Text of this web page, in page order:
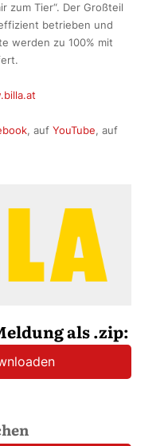
zum Tier“. Der Großteil
betrieben und
werden zu 100% mit
, auf YouTube, auf
als .zip: